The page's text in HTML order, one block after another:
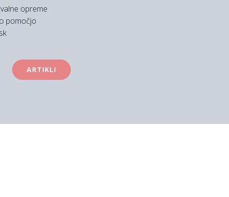
opreme
pomočjo
ARTIKLI